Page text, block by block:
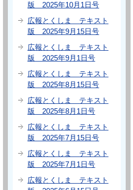
版 2025年10月1日号
広報とくしま テキスト
版 2025年9月15日号
広報とくしま テキスト
版 2025年9月1日号
広報とくしま テキスト
版 2025年8月15日号
広報とくしま テキスト
版 2025年8月1日号
広報とくしま テキスト
版 2025年7月15日号
広報とくしま テキスト
版 2025年7月1日号
広報とくしま テキスト